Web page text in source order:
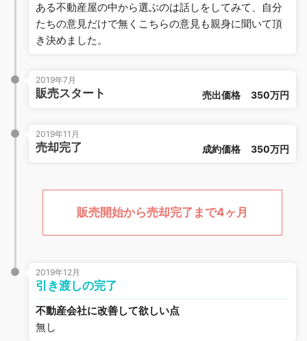
ある不動産屋の中から選ぶのは話しをしてみて、自分
たちの意見だけで無くこちらの意見も親身に聞いて頂
き決めました。
2019年7月
販売スタート 売出価格 350万円
2019年11月
売却完了 成約価格 350万円
販売開始から売却完了まで4ヶ月
2019年12月
引き渡しの完了
不動産会社に改善して欲しい点
無し